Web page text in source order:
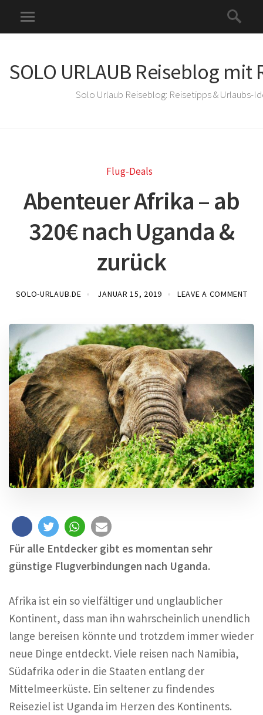
SOLO URLAUB Reiseblog mit
Solo Urlaub Reiseblog: Reisetipps & Urlaubs-
Flug-Deals
Abenteuer Afrika – ab
320€ nach Uganda &
zurück
SOLO-URLAUB.DE JANUAR 15, 2019 LEAVE A COMMENT
Für alle Entdecker gibt es momentan sehr
günstige Flugverbindungen nach Uganda.
Afrika ist ein so vielfältiger und unglaublicher
Kontinent, dass man ihn wahrscheinlich unendlich
lange bereisen könnte und trotzdem immer wieder
neue Dinge entdeckt. Viele reisen nach Namibia,
Südafrika oder in die Staaten entlang der
Mittelmeerküste. Ein seltener zu findendes
Reiseziel ist Uganda im Herzen des Kontinents.